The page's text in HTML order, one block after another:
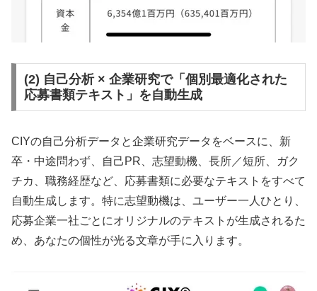
(2) 自己分析 × 企業研究で「個別最適化された
応募書類テキスト」を自動生成
CIYの自己分析データと企業研究データをベースに、新
卒・中途問わず、自己PR、志望動機、長所／短所、ガク
チカ、職務経歴など、応募書類に必要なテキストをすべて
自動生成します。特に志望動機は、ユーザー一人ひとり、
応募企業一社ごとにオリジナルのテキストが生成されるた
め、あなたの個性が光る文章が手に入ります。